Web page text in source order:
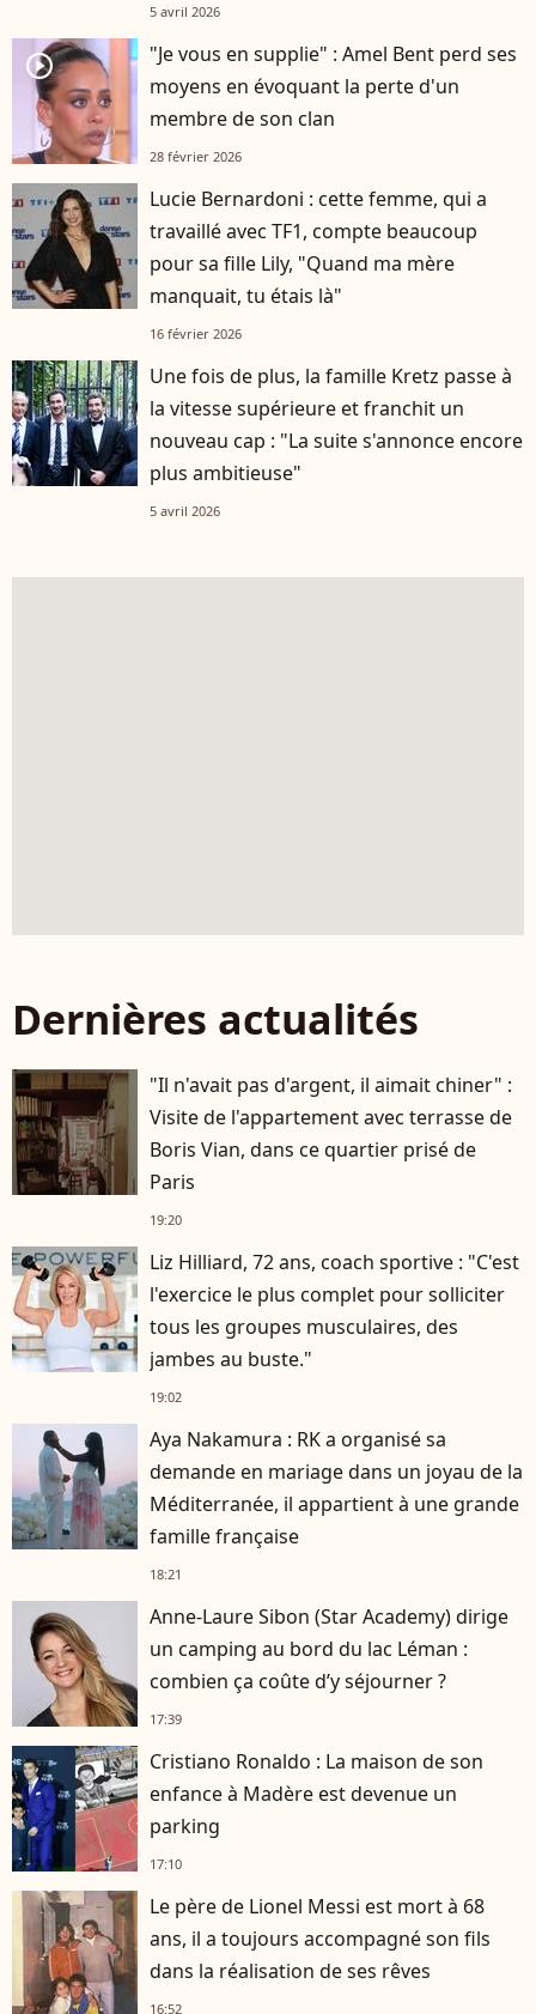
5 avril 2026
player2
"Je vous en supplie" : Amel Bent perd ses
moyens en évoquant la perte d'un
membre de son clan
28 février 2026
Lucie Bernardoni : cette femme, qui a
travaillé avec TF1, compte beaucoup
pour sa fille Lily, "Quand ma mère
manquait, tu étais là"
16 février 2026
Une fois de plus, la famille Kretz passe à
la vitesse supérieure et franchit un
nouveau cap : "La suite s'annonce encore
plus ambitieuse"
5 avril 2026
Dernières actualités
"Il n'avait pas d'argent, il aimait chiner" :
Visite de l'appartement avec terrasse de
Boris Vian, dans ce quartier prisé de
Paris
19:20
Liz Hilliard, 72 ans, coach sportive : "C'est
l'exercice le plus complet pour solliciter
tous les groupes musculaires, des
jambes au buste."
19:02
Aya Nakamura : RK a organisé sa
demande en mariage dans un joyau de la
Méditerranée, il appartient à une grande
famille française
18:21
Anne-Laure Sibon (Star Academy) dirige
un camping au bord du lac Léman :
combien ça coûte d’y séjourner ?
17:39
Cristiano Ronaldo : La maison de son
enfance à Madère est devenue un
parking
17:10
Le père de Lionel Messi est mort à 68
ans, il a toujours accompagné son fils
dans la réalisation de ses rêves
16:52